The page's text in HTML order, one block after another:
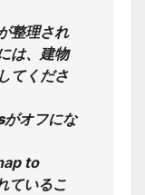
整理され
は、建物
てくださ
オフにな
to
ているこ